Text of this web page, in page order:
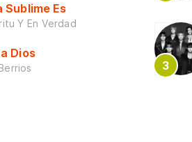
Sublime Es
Y En Verdad
Dios